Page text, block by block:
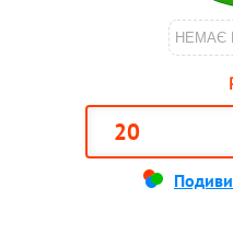
НЕМАЄ